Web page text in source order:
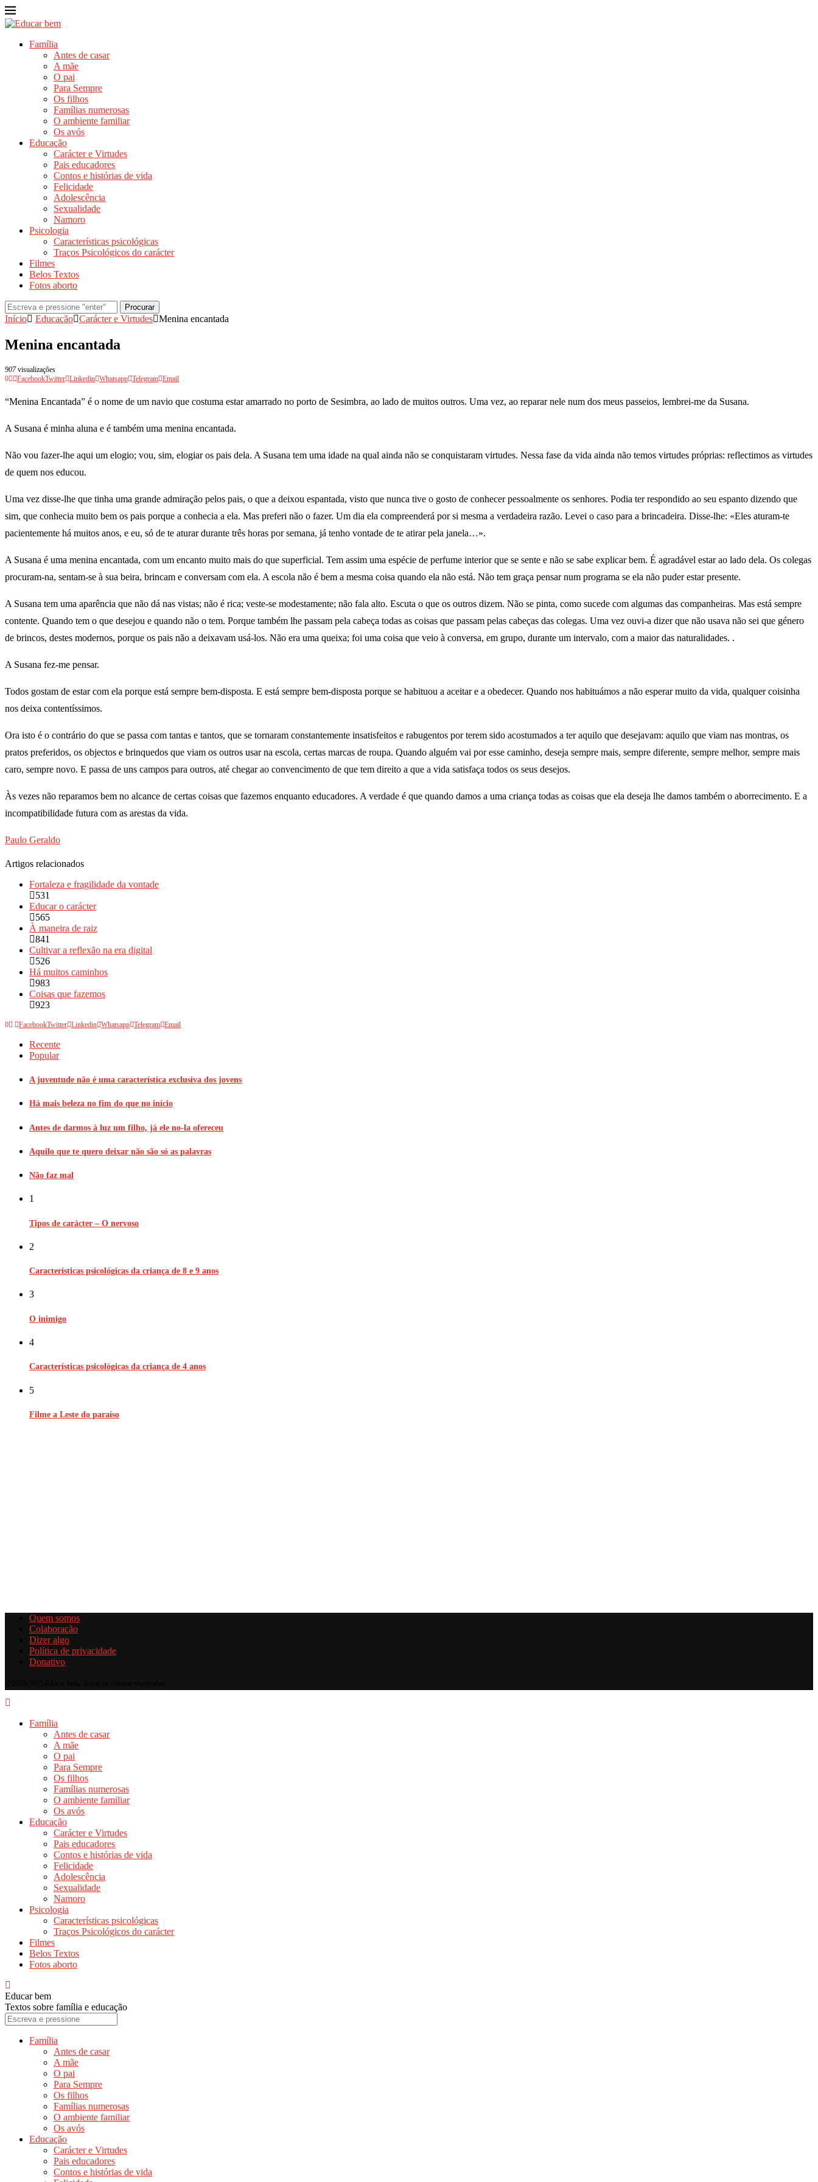
Família
Antes de casar
A mãe
O pai
Para Sempre
Os filhos
Famílias numerosas
O ambiente familiar
Os avós
Educação
Carácter e Virtudes
Pais educadores
Contos e histórias de vida
Felicidade
Adolescência
Sexualidade
Namoro
Psicologia
Características psicológicas
Traços Psicológicos do carácter
Filmes
Belos Textos
Fotos aborto
Procurar
Início Educação Carácter e Virtudes Menina encantada
Menina encantada
907visualizações
0
FacebookTwitter Linkedin Whatsapp Telegram Email
“Menina Encantada” é o nome de um navio que costuma estar amarrado no porto de Sesimbra, ao lado de muitos outros. Uma vez, ao reparar nele num dos meus passeios, lembrei-me da Susana.
A Susana é minha aluna e é também uma menina encantada.
Não vou fazer-lhe aqui um elogio; vou, sim, elogiar os pais dela. A Susana tem uma idade na qual ainda não se conquistaram virtudes. Nessa fase da vida ainda não temos virtudes próprias: reflectimos as virtudes
de quem nos educou.
Uma vez disse-lhe que tinha uma grande admiração pelos pais, o que a deixou espantada, visto que nunca tive o gosto de conhecer pessoalmente os senhores. Podia ter respondido ao seu espanto dizendo que
sim, que conhecia muito bem os pais porque a conhecia a ela. Mas preferi não o fazer. Um dia ela compreenderá por si mesma a verdadeira razão. Levei o caso para a brincadeira. Disse-lhe: «Eles aturam-te
pacientemente há muitos anos, e eu, só de te aturar durante três horas por semana, já tenho vontade de te atirar pela janela…».
A Susana é uma menina encantada, com um encanto muito mais do que superficial. Tem assim uma espécie de perfume interior que se sente e não se sabe explicar bem. É agradável estar ao lado dela. Os colegas
procuram-na, sentam-se à sua beira, brincam e conversam com ela. A escola não é bem a mesma coisa quando ela não está. Não tem graça pensar num programa se ela não puder estar presente.
A Susana tem uma aparência que não dá nas vistas; não é rica; veste-se modestamente; não fala alto. Escuta o que os outros dizem. Não se pinta, como sucede com algumas das companheiras. Mas está sempre
contente. Quando tem o que desejou e quando não o tem. Porque também lhe passam pela cabeça todas as coisas que passam pelas cabeças das colegas. Uma vez ouvi-a dizer que não usava não sei que género
de brincos, destes modernos, porque os pais não a deixavam usá-los. Não era uma queixa; foi uma coisa que veio à conversa, em grupo, durante um intervalo, com a maior das naturalidades. .
A Susana fez-me pensar.
Todos gostam de estar com ela porque está sempre bem-disposta. E está sempre bem-disposta porque se habituou a aceitar e a obedecer. Quando nos habituámos a não esperar muito da vida, qualquer coisinha
nos deixa contentíssimos.
Ora isto é o contrário do que se passa com tantas e tantos, que se tornaram constantemente insatisfeitos e rabugentos por terem sido acostumados a ter aquilo que desejavam: aquilo que viam nas montras, os
pratos preferidos, os objectos e brinquedos que viam os outros usar na escola, certas marcas de roupa. Quando alguém vai por esse caminho, deseja sempre mais, sempre diferente, sempre melhor, sempre mais
caro, sempre novo. E passa de uns campos para outros, até chegar ao convencimento de que tem direito a que a vida satisfaça todos os seus desejos.
Às vezes não reparamos bem no alcance de certas coisas que fazemos enquanto educadores. A verdade é que quando damos a uma criança todas as coisas que ela deseja lhe damos também o aborrecimento. E a
incompatibilidade futura com as arestas da vida.
Paulo Geraldo
Artigos relacionados
Fortaleza e fragilidade da vontade
531
Educar o carácter
565
À maneira de raiz
841
Cultivar a reflexão na era digital
526
Há muitos caminhos
983
Coisas que fazemos
923
0 FacebookTwitter Linkedin Whatsapp Telegram Email
Recente
Popular
A juventude não é uma característica exclusiva dos jovens
Há mais beleza no fim do que no início
Antes de darmos à luz um filho, já ele no-la ofereceu
Aquilo que te quero deixar não são só as palavras
Não faz mal
1
Tipos de carácter – O nervoso
2
Características psicológicas da criança de 8 e 9 anos
3
O inimigo
4
Características psicológicas da criança de 4 anos
5
Filme a Leste do paraíso
Quem somos
Colaboração
Dizer algo
Política de privacidade
Donativo
Família
Antes de casar
A mãe
O pai
Para Sempre
Os filhos
Famílias numerosas
O ambiente familiar
Os avós
Educação
Carácter e Virtudes
Pais educadores
Contos e histórias de vida
Felicidade
Adolescência
Sexualidade
Namoro
Psicologia
Características psicológicas
Traços Psicológicos do carácter
Filmes
Belos Textos
Fotos aborto
Educar bem
Textos sobre família e educação
Família
Antes de casar
A mãe
O pai
Para Sempre
Os filhos
Famílias numerosas
O ambiente familiar
Os avós
Educação
Carácter e Virtudes
Pais educadores
Contos e histórias de vida